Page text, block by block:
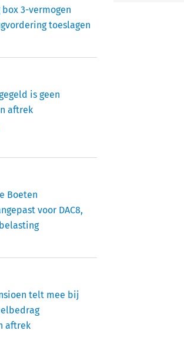
3-vermogen
toeslagen
is geen
aftrek
Boeten
voor DAC8,
telt mee bij
aftrek